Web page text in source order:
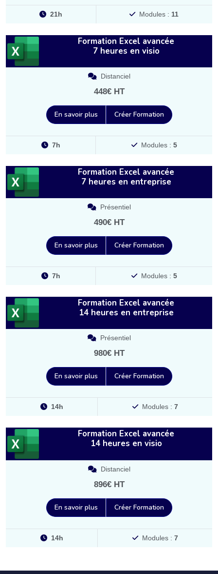
21h Modules : 11
Formation Excel avancée
7 heures en visio
Distanciel
448€ HT
En savoir plus Créer Formation
7h Modules : 5
Formation Excel avancée
7 heures en entreprise
Présentiel
490€ HT
En savoir plus Créer Formation
7h Modules : 5
Formation Excel avancée
14 heures en entreprise
Présentiel
980€ HT
En savoir plus Créer Formation
14h Modules : 7
Formation Excel avancée
14 heures en visio
Distanciel
896€ HT
En savoir plus Créer Formation
14h Modules : 7